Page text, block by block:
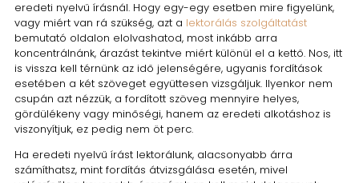
eredeti nyelvű írásnál. Hogy egy-egy esetben mire figyelünk,
vagy miért van rá szükség, azt a lektorálás szolgáltatást
bemutató oldalon elolvashatod, most inkább arra
koncentrálnánk, árazást tekintve miért különül el a kettő. Nos, itt
is vissza kell térnünk az idő jelenségére, ugyanis fordítások
esetében a két szöveget együttesen vizsgáljuk. Ilyenkor nem
csupán azt nézzük, a fordított szöveg mennyire helyes,
gördülékeny vagy minőségi, hanem az eredeti alkotáshoz is
viszonyítjuk, ez pedig nem öt perc.
Ha eredeti nyelvű írást lektorálunk, alacsonyabb árra
számíthatsz, mint fordítás átvizsgálása esetén, mivel